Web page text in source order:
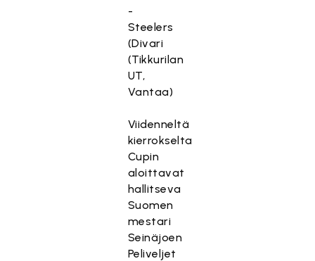
-
Steelers
(Divari
(Tikkurilan
UT,
Vantaa)
Viidenneltä
kierrokselta
Cupin
aloittavat
hallitseva
Suomen
mestari
Seinäjoen
Peliveljet